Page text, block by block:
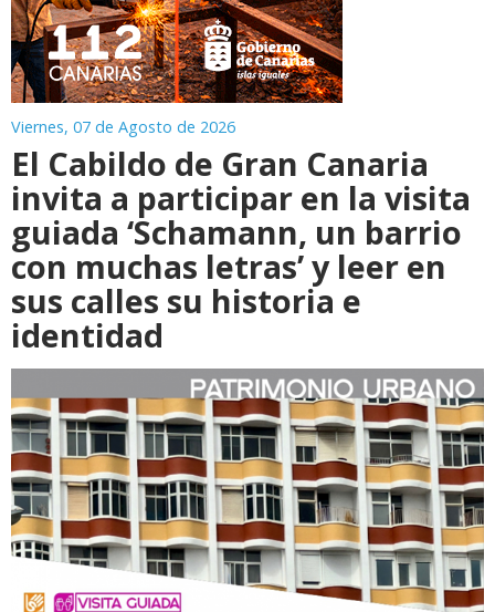
Viernes, 07 de Agosto de 2026
El Cabildo de Gran Canaria
invita a participar en la visita
guiada ‘Schamann, un barrio
con muchas letras’ y leer en
sus calles su historia e
identidad